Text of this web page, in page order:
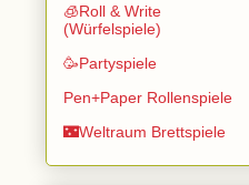
🧊Roll & Write
(Würfelspiele)
🥳Partyspiele
Pen+Paper Rollenspiele
🌃Weltraum Brettspiele